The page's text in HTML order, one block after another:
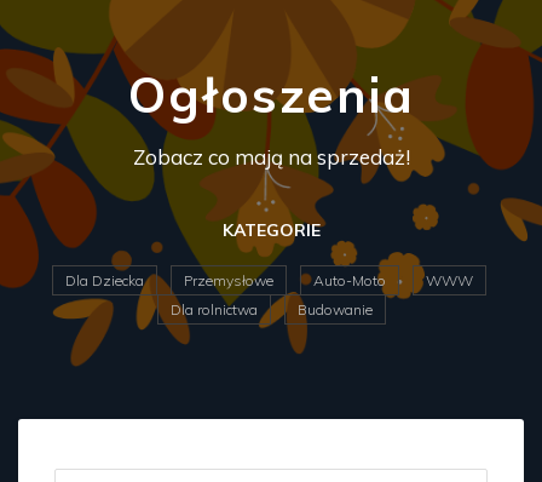
Ogłoszenia
Zobacz co mają na sprzedaż!
KATEGORIE
Dla Dziecka Przemysłowe Auto-Moto
WWW
Dla rolnictwa
Budowanie